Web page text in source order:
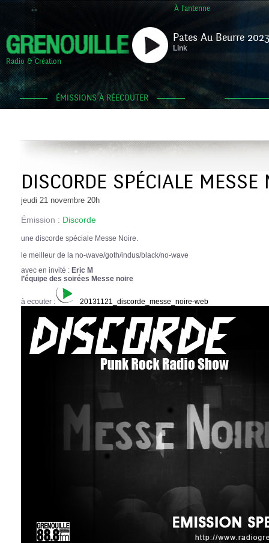
À l'antenne
Radio & Création
Pates Au Beurre
Link
ÉMISSIONS À RÉECOUTER
DISCORDE SPÉCIALE MESSE
jeudi 21 novembre 20h
Émission : Discorde
une discorde spéciale Messe Noire.
le meilleur de la no-wave/goth/indus/black/no-wave
avec en invité : Eric M
l’équipe des soirées Messe noire
à ecouter : 20131121_discorde_messe_noire-web